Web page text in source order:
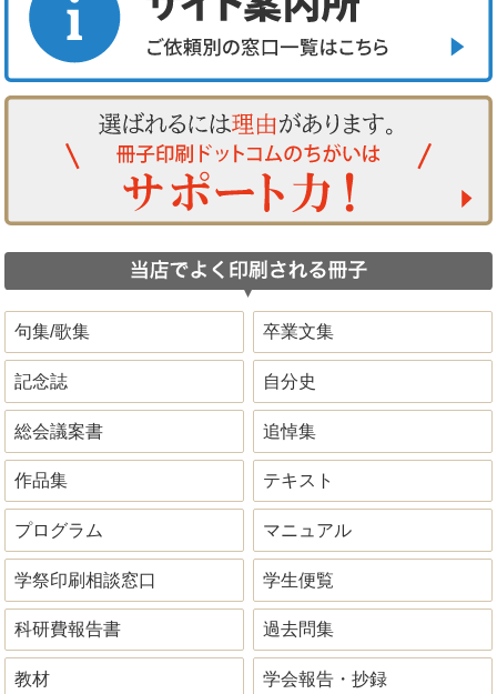
句集/歌集 卒業文集
記念誌 自分史
総会議案書 追悼集
作品集 テキスト
プログラム マニュアル
学祭印刷相談窓口 学生便覧
科研費報告書 過去問集
教材 学会報告・抄録